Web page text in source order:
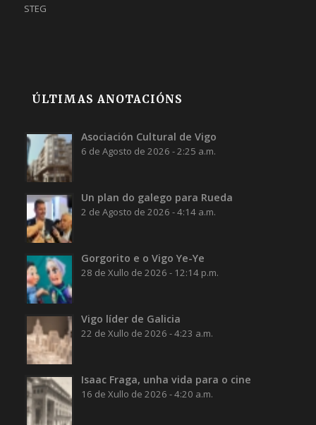
STEG
ÚLTIMAS ANOTACIÓNS
Asociación Cultural de Vigo
6 de Agosto de 2026 - 2:25 a.m.
Un plan do galego para Rueda
2 de Agosto de 2026 - 4:14 a.m.
Gorgorito e o Vigo Ye-Ye
28 de Xullo de 2026 - 12:14 p.m.
Vigo líder de Galicia
22 de Xullo de 2026 - 4:23 a.m.
Isaac Fraga, unha vida para o cine
16 de Xullo de 2026 - 4:20 a.m.